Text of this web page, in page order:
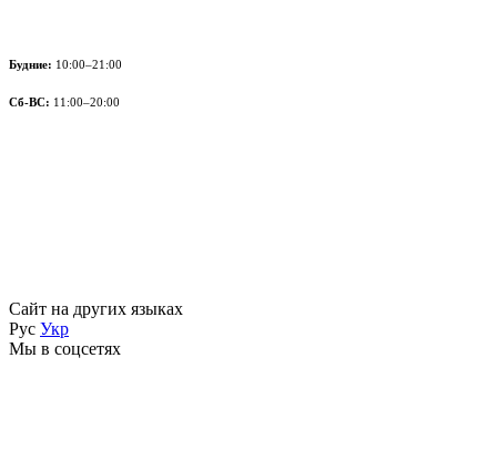
Будние: 10:00–21:00
Сб-ВС: 11:00–20:00
Сайт на других языках
Рус Укр
Мы в соцсетях